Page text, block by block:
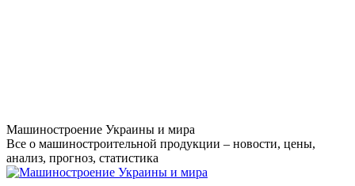
Перейти
к
содержанию
Машиностроение Украины и мира
Все о машиностроительной продукции – новости, цены,
анализ, прогноз, статистика